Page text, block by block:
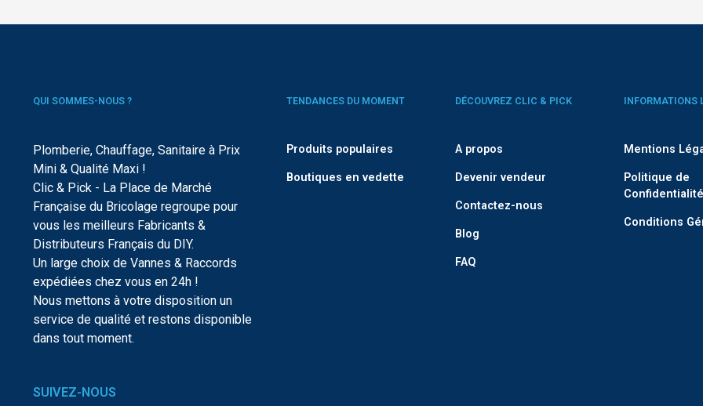
QUI SOMMES-NOUS ?
Plomberie, Chauffage, Sanitaire à Prix
Mini & Qualité Maxi !
Clic & Pick - La Place de Marché
Française du Bricolage regroupe pour
vous les meilleurs Fabricants &
Distributeurs Français du DIY.
Un large choix de Vannes & Raccords
expédiées chez vous en 24h !
Nous mettons à votre disposition un
service de qualité et restons disponible
dans tout moment.
TENDANCES DU MOMENT
Produits populaires
Boutiques en vedette
DÉCOUVREZ CLIC & PICK
A propos
Devenir vendeur
Contactez-nous
Blog
FAQ
INFORMATIONS
Mentions
Politique de
Confidentialité
Conditions
SUIVEZ-NOUS